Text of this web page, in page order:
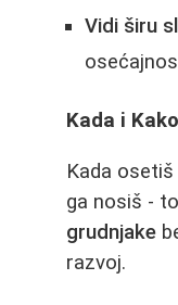
Vidi širu
Kada i
Kada
ga nosiš -
grudnjake
razvoj.